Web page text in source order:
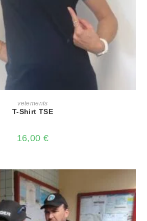
CHOIX DES OPTIONS
vetements
T-Shirt TSE
16,00 €